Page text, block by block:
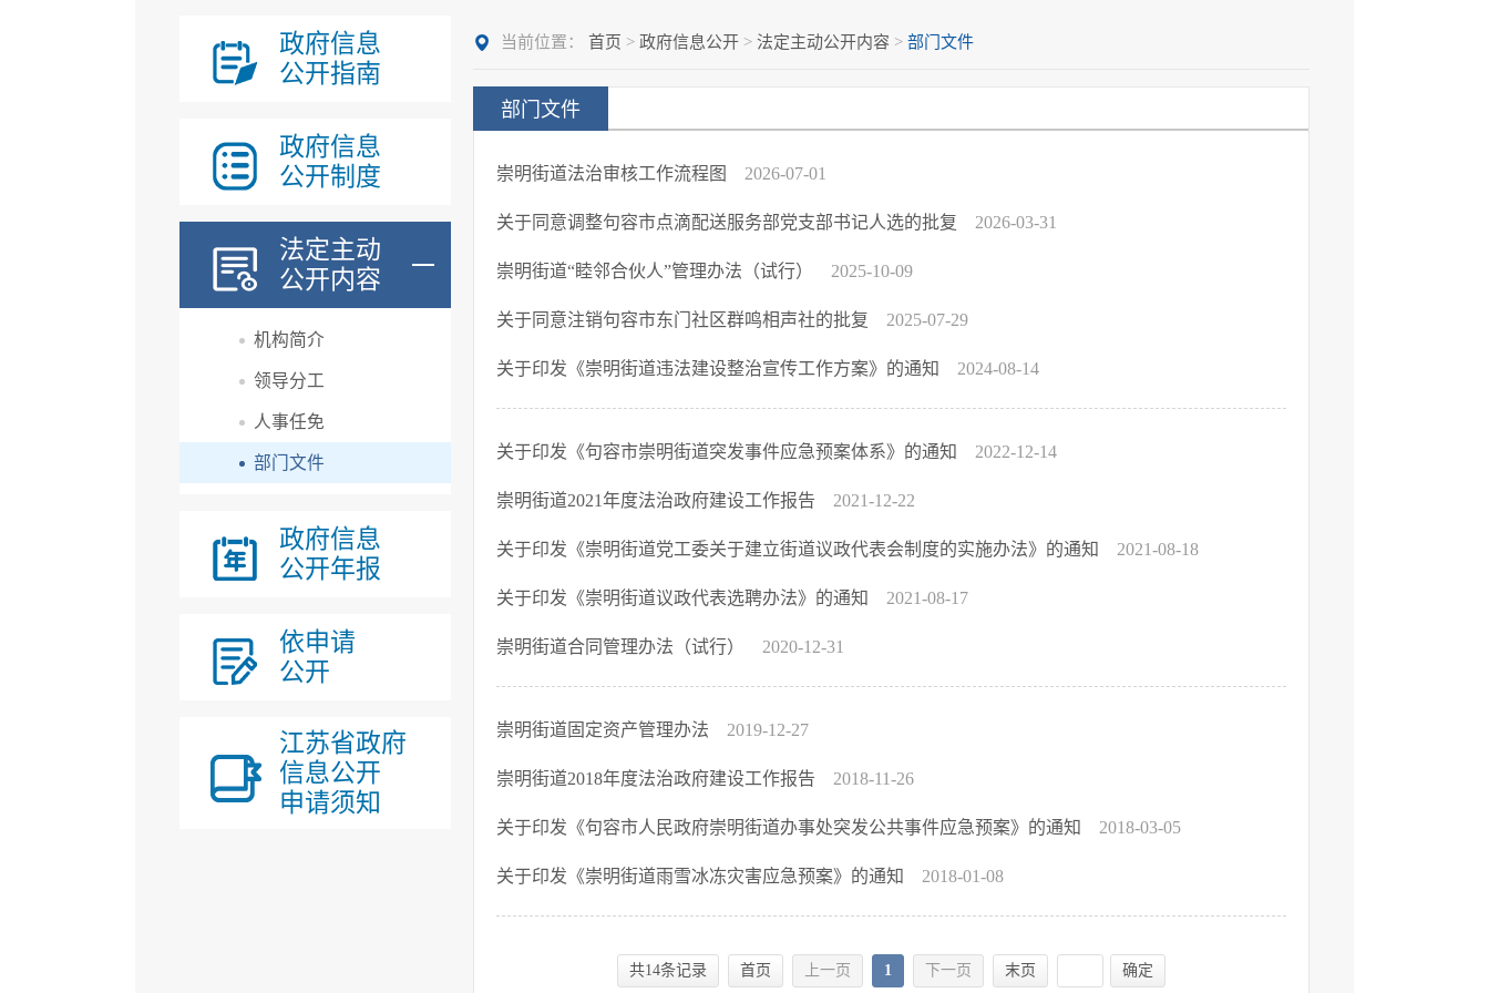
政府信息
公开指南
政府信息
公开制度
法定主动
公开内容
机构简介
领导分工
人事任免
部门文件
政府信息
公开年报
依申请
公开
江苏省政府
信息公开
申请须知
当前位置： 首页 > 政府信息公开> 法定主动公开内容 > 部门文件
部门文件
崇明街道法治审核工作流程图 2026-07-01
关于同意调整句容市点滴配送服务部党支部书记人选的批复 2026-03-31
崇明街道“睦邻合伙人”管理办法（试行） 2025-10-09
关于同意注销句容市东门社区群鸣相声社的批复 2025-07-29
关于印发《崇明街道违法建设整治宣传工作方案》的通知 2024-08-14
关于印发《句容市崇明街道突发事件应急预案体系》的通知 2022-12-14
崇明街道2021年度法治政府建设工作报告 2021-12-22
关于印发《崇明街道党工委关于建立街道议政代表会制度的实施办法》的通知 2021-08-18
关于印发《崇明街道议政代表选聘办法》的通知 2021-08-17
崇明街道合同管理办法（试行） 2020-12-31
崇明街道固定资产管理办法 2019-12-27
崇明街道2018年度法治政府建设工作报告 2018-11-26
关于印发《句容市人民政府崇明街道办事处突发公共事件应急预案》的通知 2018-03-05
关于印发《崇明街道雨雪冰冻灾害应急预案》的通知 2018-01-08
共14条记录 首页 上一页 1 下一页 末页 确定